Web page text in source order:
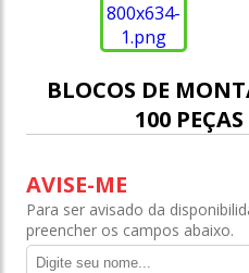
BLOCOS DE
100
AVISE-ME
Para ser avisado da
preencher os campos abaixo.